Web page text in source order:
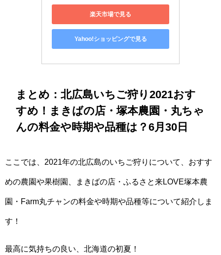
楽天市場で見る
Yahoo!ショッピングで見る
まとめ：北広島いちご狩り2021おす
すめ！まきばの店・塚本農園・丸ちゃ
んの料金や時期や品種は？6月30日
ここでは、2021年の北広島のいちご狩りについて、おすす
めの農園や果樹園、まきばの店・ふるさと来LOVE塚本農
園・Farm丸チャンの料金や時期や品種等について紹介しま
す！
最高に気持ちの良い、北海道の初夏！